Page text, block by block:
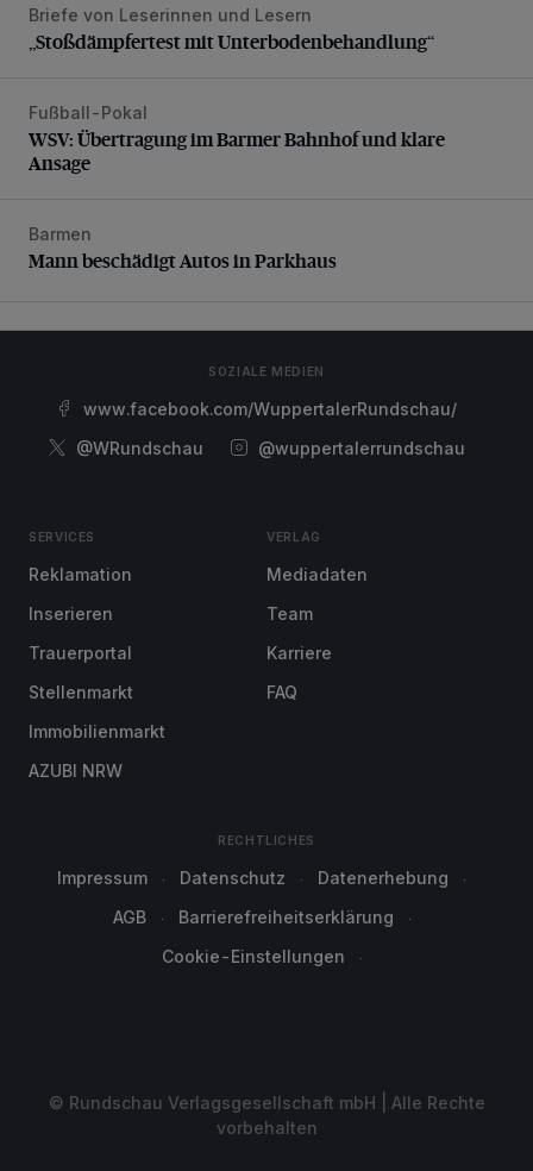
„Stoßdämpfertest mit Unterbodenbehandlung“
Briefe von Leserinnen und Lesern
„Stoßdämpfertest mit Unterbodenbehandlung“
WSV: Übertragung im Barmer Bahnhof und klare Ansage
Fußball-Pokal
WSV: Übertragung im Barmer Bahnhof und klare
Ansage
Mann beschädigt Autos in Parkhaus
Barmen
Mann beschädigt Autos in Parkhaus
SOZIALE MEDIEN
www.facebook.com/WuppertalerRundschau/
@WRundschau
@wuppertalerrundschau
SERVICES
Reklamation
Inserieren
Trauerportal
Stellenmarkt
Immobilienmarkt
AZUBI NRW
VERLAG
Mediadaten
Team
Karriere
FAQ
RECHTLICHES
Impressum Datenschutz
Datenerhebung
AGB
Barrierefreiheitserklärung
Cookie-Einstellungen
© Rundschau Verlagsgesellschaft mbH | Alle Rechte
vorbehalten